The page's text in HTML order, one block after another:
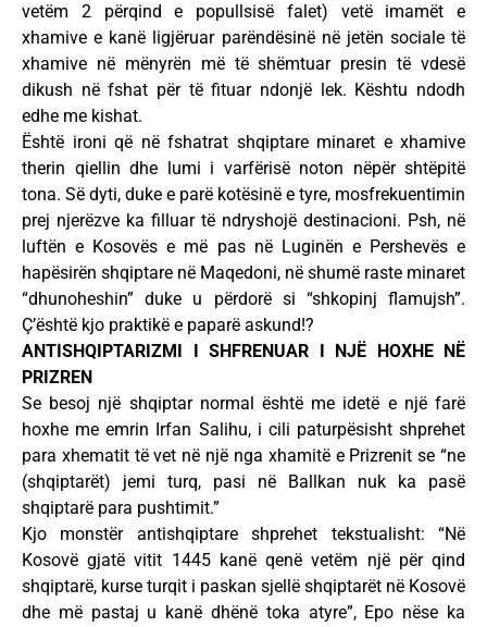
vetëm 2 përqind e popullsisë falet) vetë imamët e
xhamive e kanë ligjëruar parëndësinë në jetën sociale të
xhamive në mënyrën më të shëmtuar presin të vdesë
dikush në fshat për të fituar ndonjë lek. Kështu ndodh
edhe me kishat.
Është ironi që në fshatrat shqiptare minaret e xhamive
therin qiellin dhe lumi i varfërisë noton nëpër shtëpitë
tona. Së dyti, duke e parë kotësinë e tyre, mosfrekuentimin
prej njerëzve ka filluar të ndryshojë destinacioni. Psh, në
luftën e Kosovës e më pas në Luginën e Pershevës e
hapësirën shqiptare në Maqedoni, në shumë raste minaret
“dhunoheshin” duke u përdorë si “shkopinj flamujsh”.
Ç’është kjo praktikë e paparë askund!?
ANTISHQIPTARIZMI I SHFRENUAR I NJË HOXHE NË
PRIZREN
Se besoj një shqiptar normal është me idetë e një farë
hoxhe me emrin Irfan Salihu, i cili paturpësisht shprehet
para xhematit të vet në një nga xhamitë e Prizrenit se “ne
(shqiptarët) jemi turq, pasi në Ballkan nuk ka pasë
shqiptarë para pushtimit.”
Kjo monstër antishqiptare shprehet tekstualisht: “Në
Kosovë gjatë vitit 1445 kanë qenë vetëm një për qind
shqiptarë, kurse turqit i paskan sjellë shqiptarët në Kosovë
dhe më pastaj u kanë dhënë toka atyre”, Epo nëse ka